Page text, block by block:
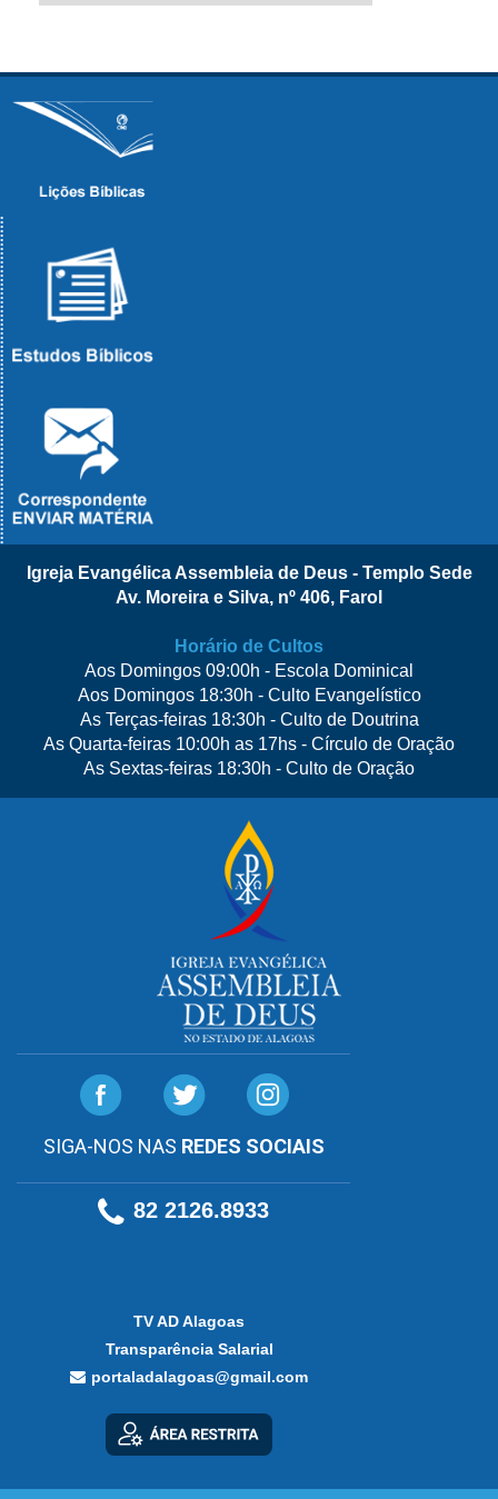
Igreja Evangélica Assembleia de Deus - Templo Sede
Av. Moreira e Silva, nº 406, Farol
Horário de Cultos
Aos Domingos 09:00h - Escola Dominical
Aos Domingos 18:30h - Culto Evangelístico
As Terças-feiras 18:30h - Culto de Doutrina
As Quarta-feiras 10:00h as 17hs - Círculo de Oração
As Sextas-feiras 18:30h - Culto de Oração
SIGA-NOS NAS REDES SOCIAIS
82 2126.8933
TV AD Alagoas
Transparência Salarial
portaladalagoas@gmail.com